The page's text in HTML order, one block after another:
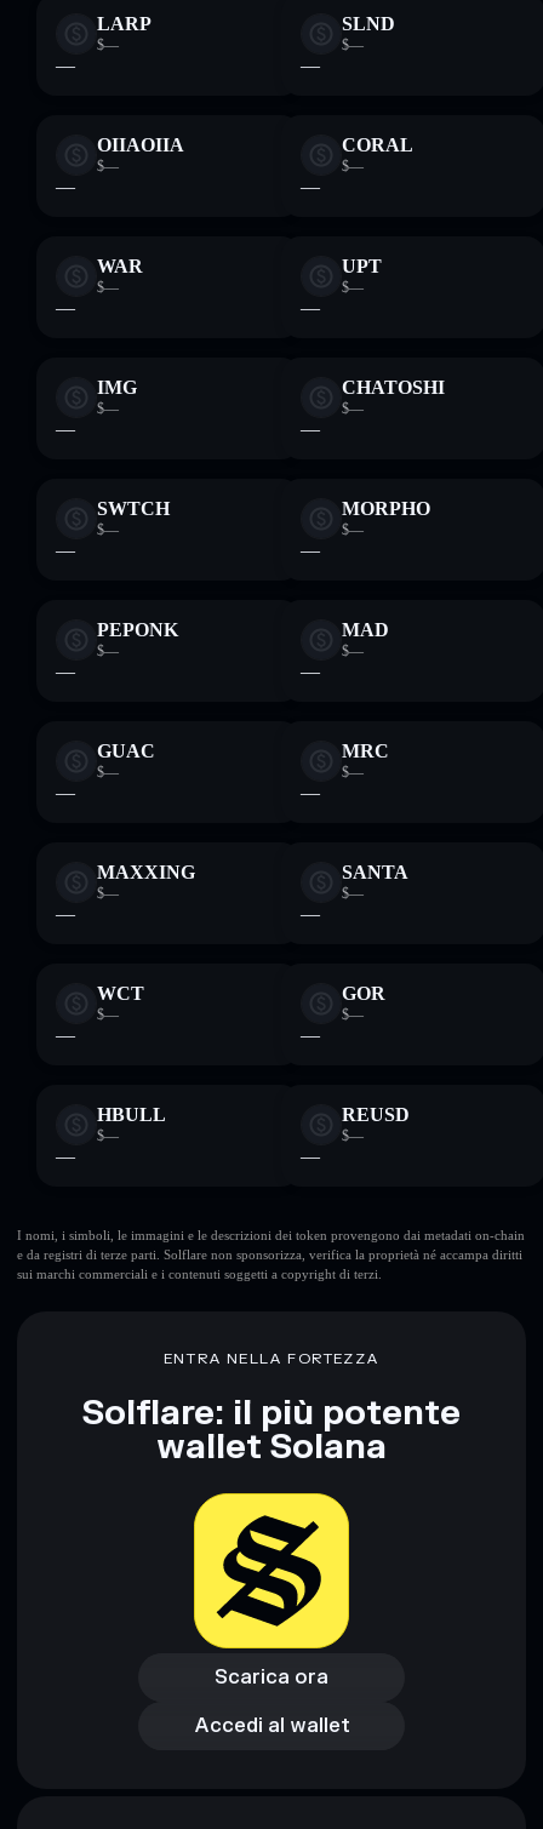
LARP
$—
—
SLND
$—
—
OIIAOIIA
$—
—
CORAL
$—
—
WAR
$—
—
UPT
$—
—
IMG
$—
—
CHATOSHI
$—
—
SWTCH
$—
—
MORPHO
$—
—
PEPONK
$—
—
MAD
$—
—
GUAC
$—
—
MRC
$—
—
MAXXING
$—
—
SANTA
$—
—
WCT
$—
—
GOR
$—
—
HBULL
$—
—
REUSD
$—
—
I nomi, i simboli, le immagini e le descrizioni dei token provengono dai metadati on-chain
e da registri di terze parti. Solflare non sponsorizza, verifica la proprietà né accampa diritti
sui marchi commerciali e i contenuti soggetti a copyright di terzi.
ENTRA NELLA FORTEZZA
Solflare: il più potente
wallet Solana
Scarica ora
Scarica ora
Accedi al wallet
Accedi al wallet